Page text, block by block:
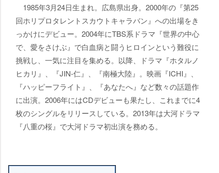
1985年3月24日生まれ。広島県出身。2000年の『第25
回ホリプロタレントスカウトキャラバン』への出場をき
っかけにデビュー。2004年にTBS系ドラマ『世界の中心
で、愛をさけぶ』で白血病と闘うヒロインという難役に
挑戦し、一気に注目を集める。以降、ドラマ『ホタルノ
ヒカリ』、『JIN-仁』、『南極大陸』。映画『ICHI』、
『ハッピーフライト』、『あなたへ』など数々の話題作
に出演。2006年にはCDデビューも果たし、これまでに4
枚のシングルをリリースしている。2013年は大河ドラマ
『八重の桜』で大河ドラマ初出演を務める。